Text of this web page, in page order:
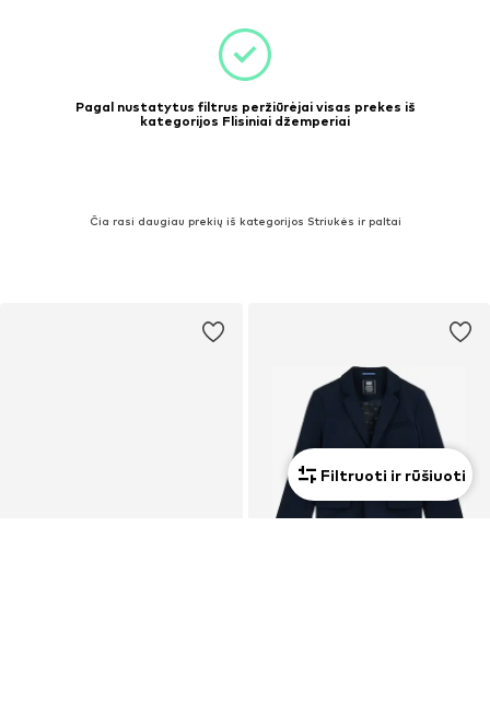
Pagal nustatytus filtrus peržiūrėjai visas prekes iš
kategorijos Flisiniai džemperiai
Čia rasi daugiau prekių iš kategorijos Striukės ir paltai
Filtruoti ir rūšiuoti